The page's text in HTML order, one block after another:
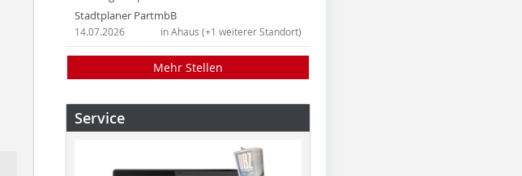
Stadtplaner PartmbB
in Ahaus (+1 weiterer Standort)
14.07.2026
Mehr Stellen
Service